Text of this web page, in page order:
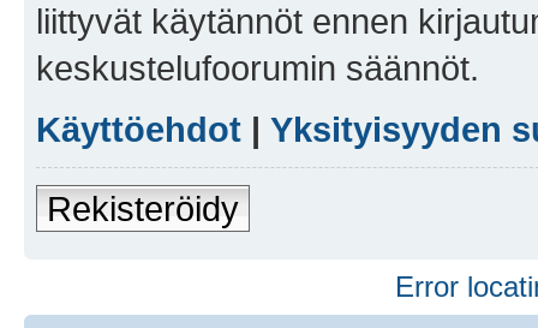
liittyvät käytännöt ennen
keskustelufoorumin säännöt.
Käyttöehdot | Yksityisyyden
Rekisteröidy
Error